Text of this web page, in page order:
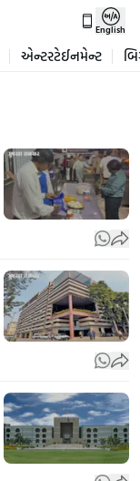
English
એન્ટરટેઈનમેન્ટ